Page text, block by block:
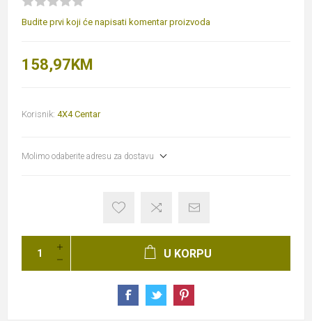
Budite prvi koji će napisati komentar proizvoda
158,97KM
Korisnik: 4X4 Centar
Molimo odaberite adresu za dostavu
U KORPU